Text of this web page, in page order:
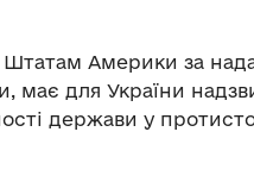
Америки за
має для України
держави у